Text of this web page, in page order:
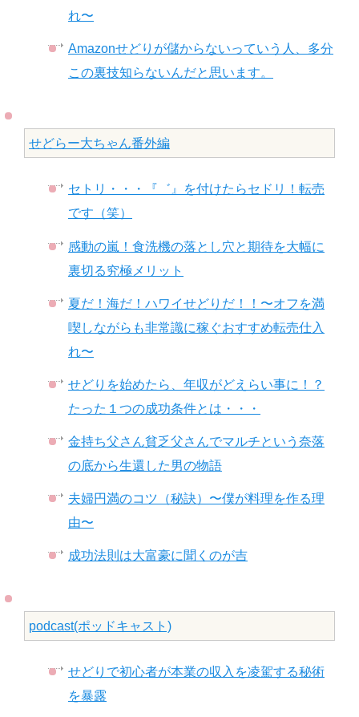
れ〜
Amazonせどりが儲からないっていう人、多分
この裏技知らないんだと思います。
せどらー大ちゃん番外編
セトリ・・・『゛』を付けたらセドリ！転売
です（笑）
感動の嵐！食洗機の落とし穴と期待を大幅に
裏切る究極メリット
夏だ！海だ！ハワイせどりだ！！〜オフを満
喫しながらも非常識に稼ぐおすすめ転売仕入
れ〜
せどりを始めたら、年収がどえらい事に！？
たった１つの成功条件とは・・・
金持ち父さん貧乏父さんでマルチという奈落
の底から生還した男の物語
夫婦円満のコツ（秘訣）〜僕が料理を作る理
由〜
成功法則は大富豪に聞くのが吉
podcast(ポッドキャスト)
せどりで初心者が本業の収入を凌駕する秘術
を暴露